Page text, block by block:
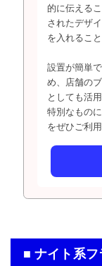
的に伝える
されたデザ
を入れるこ
設置が簡単
め、店舗の
としても活
特別なもの
をぜひご利
■ ナイト系